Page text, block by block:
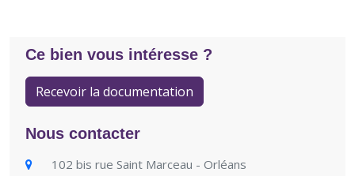
Ce bien vous intéresse ?
Recevoir la documentation
Nous contacter
102 bis rue Saint Marceau - Orléans